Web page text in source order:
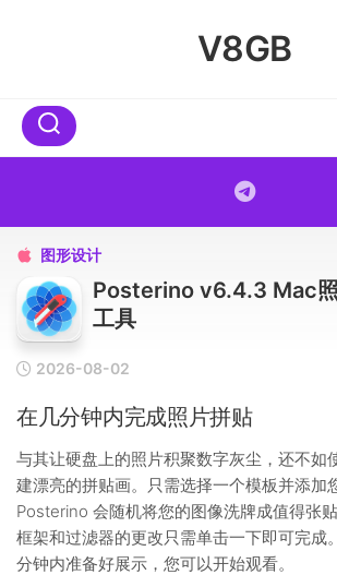
V8GB
 图形设计
Posterino v6.4.3 Mac
工具
2026-08-02
在几分钟内完成照片拼贴
与其让硬盘上的照片积聚数字灰尘，还不如
建漂亮的拼贴画。只需选择一个模板并添加
Posterino 会随机将您的图像洗牌成值得张贴
框架和过滤器的更改只需单击一下即可完成
分钟内准备好展示，您可以开始观看。